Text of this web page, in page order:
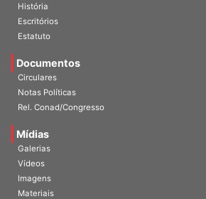
História
Escritórios
Estatuto
Documentos
Circulares
Notas Políticas
Rel. Conad/Congresso
Mídias
Galerias
Vídeos
Imagens
Materiais